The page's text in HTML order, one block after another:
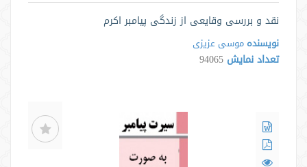
نقد و بررسی وقایعی از زندگی پیامبر اکرم
نویسنده موسی عزیزی
تعداد نمایش 94065